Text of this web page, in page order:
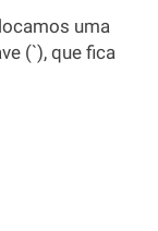
uma
(`), que fica